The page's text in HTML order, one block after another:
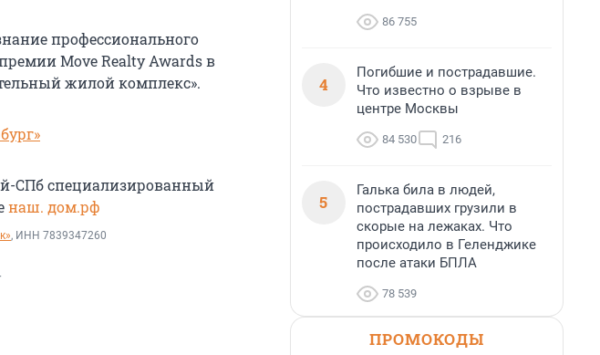
профессионального
Move Realty Awards в
жилой комплекс».
СПб специализированный
наш. дом.рф
, ИНН 7839347260
86 755
4
Погибшие и пострадавшие.
Что известно о взрыве в
центре Москвы
84 530 216
5
Галька била в людей,
пострадавших грузили в
скорые на лежаках. Что
происходило в Геленджике
после атаки БПЛА
78 539
ПРОМОКОДЫ